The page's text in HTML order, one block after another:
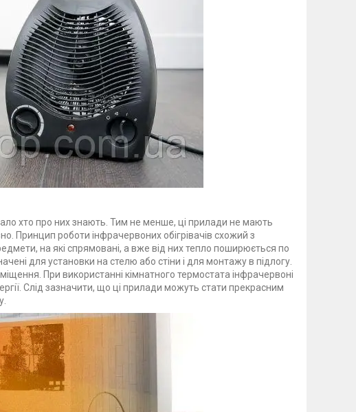
хто про них знають. Тим не менше, ці прилади не мають
Принцип роботи інфрачервоних обігрівачів схожий з
на які спрямовані, а вже від них тепло поширюється по
для установки на стелю або стіни і для монтажу в підлогу.
При використанні кімнатного термостата інфрачервоні
Слід зазначити, що ці прилади можуть стати прекрасним